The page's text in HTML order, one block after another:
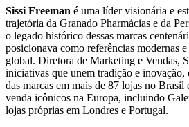
Sissi Freeman é uma líder visionária e
trajetória da Granado Pharmácias e da
o legado histórico dessas marcas
posicionava como referências modernas
global. Diretora de Marketing e Vendas,
iniciativas que unem tradição e inovação,
das marcas em mais de 87 lojas no Brasil
venda icônicos na Europa, incluindo
lojas próprias em Londres e Portugal.